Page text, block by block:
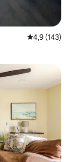
4,9 de uma
4,9 (143)